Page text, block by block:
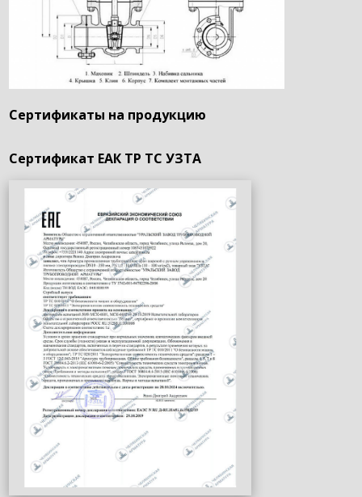
Сертификаты на продукцию
Сертификат ЕАК ТР ТС УЗТА